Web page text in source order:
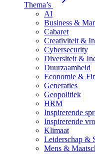
Thema’s
AI
Business &
Cabaret
Creativiteit &
Cybersecurity
Diversiteit &
Duurzaamheid
Economie &
Generaties
Geopolitiek
HRM
Inspirerende
Inspirerende
Klimaat
Leiderschap &
Mens &